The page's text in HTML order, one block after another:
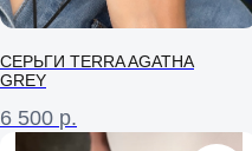
СЕРЬГИ TERRA AGATHA
GREY
6 500 р.